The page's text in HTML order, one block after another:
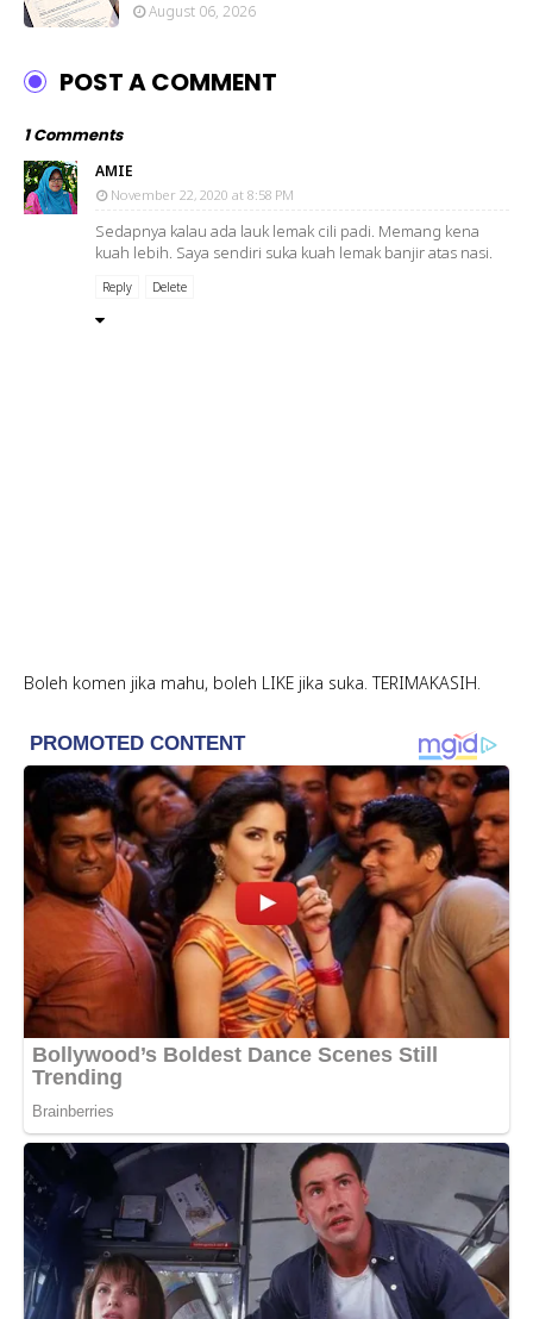
August 06, 2026
POST A COMMENT
1 Comments
AMIE
November 22, 2020 at 8:58 PM
Sedapnya kalau ada lauk lemak cili padi. Memang kena
kuah lebih. Saya sendiri suka kuah lemak banjir atas nasi.
Reply Delete
Boleh komen jika mahu, boleh LIKE jika suka. TERIMAKASIH.